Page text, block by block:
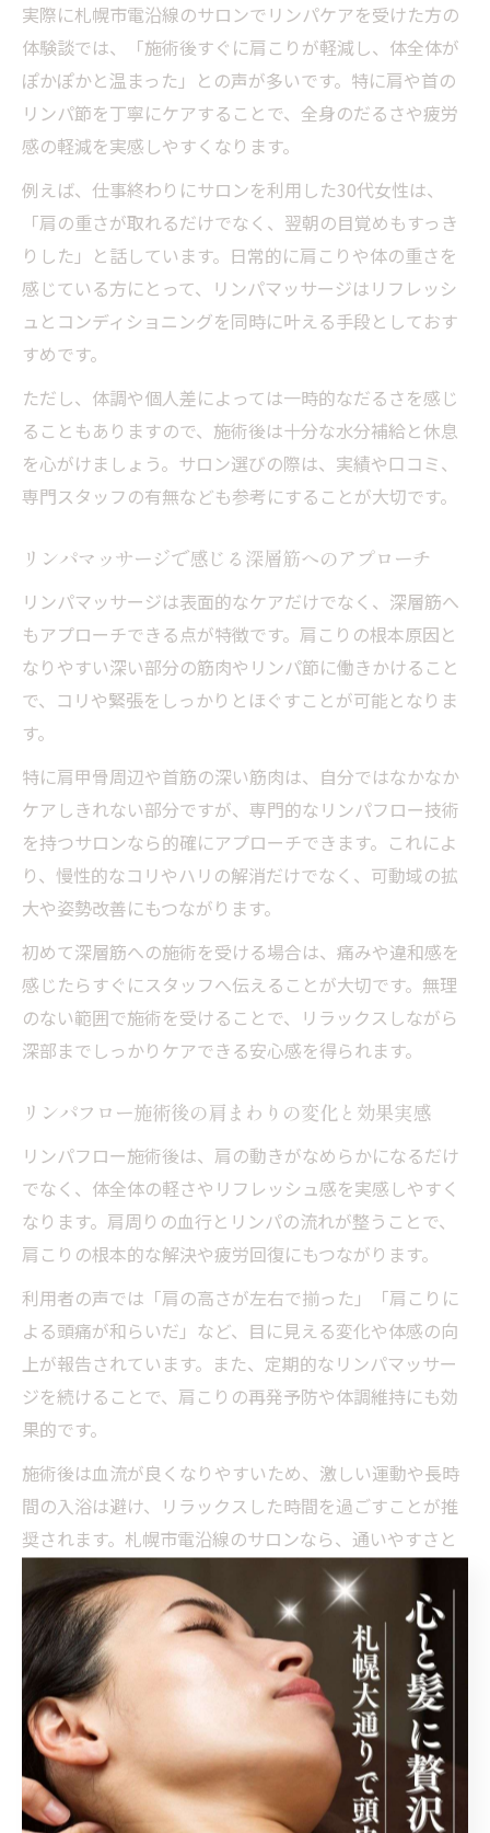
実際に札幌市電沿線のサロンでリンパケアを受けた方の
体験談では、「施術後すぐに肩こりが軽減し、体全体が
ぽかぽかと温まった」との声が多いです。特に肩や首の
リンパ節を丁寧にケアすることで、全身のだるさや疲労
感の軽減を実感しやすくなります。
例えば、仕事終わりにサロンを利用した30代女性は、
「肩の重さが取れるだけでなく、翌朝の目覚めもすっき
りした」と話しています。日常的に肩こりや体の重さを
感じている方にとって、リンパマッサージはリフレッシ
ュとコンディショニングを同時に叶える手段としておす
すめです。
ただし、体調や個人差によっては一時的なだるさを感じ
ることもありますので、施術後は十分な水分補給と休息
を心がけましょう。サロン選びの際は、実績や口コミ、
専門スタッフの有無なども参考にすることが大切です。
リンパマッサージで感じる深層筋へのアプローチ
リンパマッサージは表面的なケアだけでなく、深層筋へ
もアプローチできる点が特徴です。肩こりの根本原因と
なりやすい深い部分の筋肉やリンパ節に働きかけること
で、コリや緊張をしっかりとほぐすことが可能となりま
す。
特に肩甲骨周辺や首筋の深い筋肉は、自分ではなかなか
ケアしきれない部分ですが、専門的なリンパフロー技術
を持つサロンなら的確にアプローチできます。これによ
り、慢性的なコリやハリの解消だけでなく、可動域の拡
大や姿勢改善にもつながります。
初めて深層筋への施術を受ける場合は、痛みや違和感を
感じたらすぐにスタッフへ伝えることが大切です。無理
のない範囲で施術を受けることで、リラックスしながら
深部までしっかりケアできる安心感を得られます。
リンパフロー施術後の肩まわりの変化と効果実感
リンパフロー施術後は、肩の動きがなめらかになるだけ
でなく、体全体の軽さやリフレッシュ感を実感しやすく
なります。肩周りの血行とリンパの流れが整うことで、
肩こりの根本的な解決や疲労回復にもつながります。
利用者の声では「肩の高さが左右で揃った」「肩こりに
よる頭痛が和らいだ」など、目に見える変化や体感の向
上が報告されています。また、定期的なリンパマッサー
ジを続けることで、肩こりの再発予防や体調維持にも効
果的です。
施術後は血流が良くなりやすいため、激しい運動や長時
間の入浴は避け、リラックスした時間を過ごすことが推
奨されます。札幌市電沿線のサロンなら、通いやすさと
専門性を両立しながら、日常的な肩こりや疲労のケアを
続けやすい環境が整っています。
通いやすさ重視で札幌市電か
ら選ぶ新提案